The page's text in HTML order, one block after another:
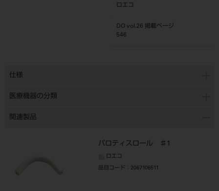
ロエコ
DO vol.26 掲載ページ
546
仕様
医療機器の分類
関連製品
パロティスロール ♯1
ロエコ
品目コード ：2067106511